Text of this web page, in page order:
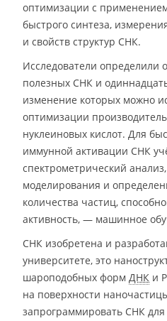
оптимизации с
быстрого синтеза,
и свойств структур СНК.
Исследователи определили
полезных СНК и
изменение которых можно
оптимизации
нуклеиновых кислот. Для
иммунной активации СНК
спектрометрический
моделирования и
количества частиц,
активность, — машинное
СНК изобретена и
университете, это
шароподобных форм ДНК и
на поверхности
запрограммировать СНК для